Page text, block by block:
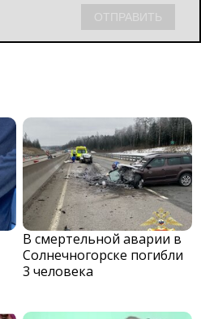
В смертельной аварии в
Солнечногорске погибли
3 человека